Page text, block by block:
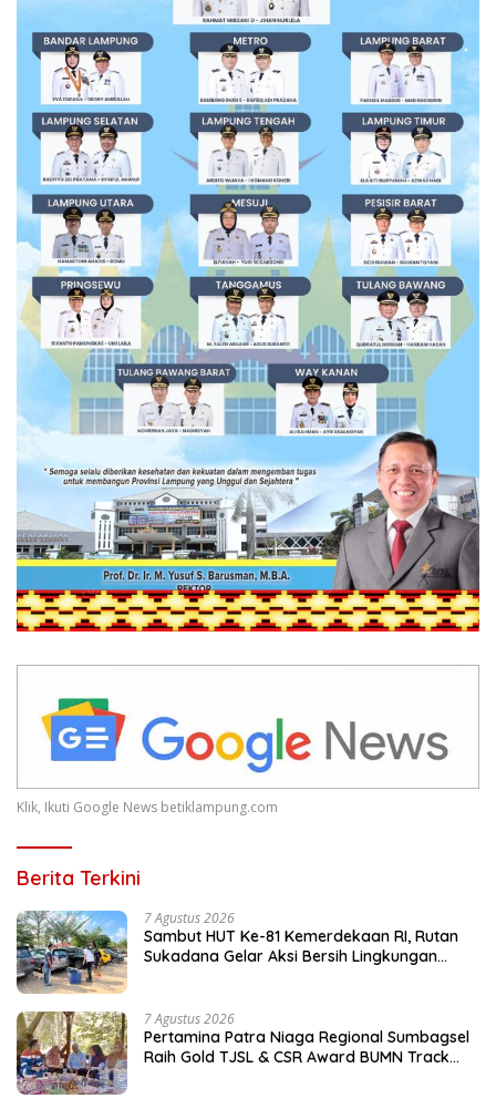
Klik, Ikuti Google News betiklampung.com
Berita Terkini
7 Agustus 2026
Sambut HUT Ke-81 Kemerdekaan RI, Rutan
Sukadana Gelar Aksi Bersih Lingkungan
7 Agustus 2026
Pertamina Patra Niaga Regional Sumbagsel
Raih Gold TJSL & CSR Award BUMN Track